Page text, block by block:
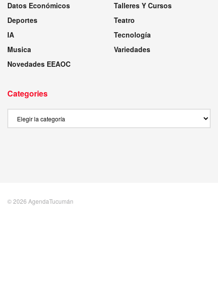
Datos Económicos
Deportes
IA
Musica
Novedades EEAOC
Talleres Y Cursos
Teatro
Tecnología
Variedades
Categories
© 2026 AgendaTucumán